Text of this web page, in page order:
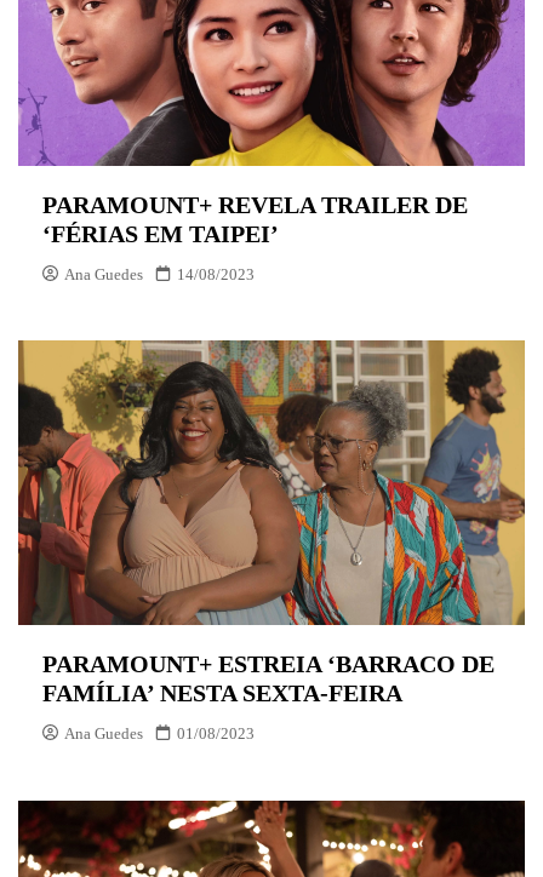
PARAMOUNT+ REVELA TRAILER DE
‘FÉRIAS EM TAIPEI’
Ana Guedes 14/08/2023
PARAMOUNT+ ESTREIA ‘BARRACO DE
FAMÍLIA’ NESTA SEXTA-FEIRA
Ana Guedes 01/08/2023